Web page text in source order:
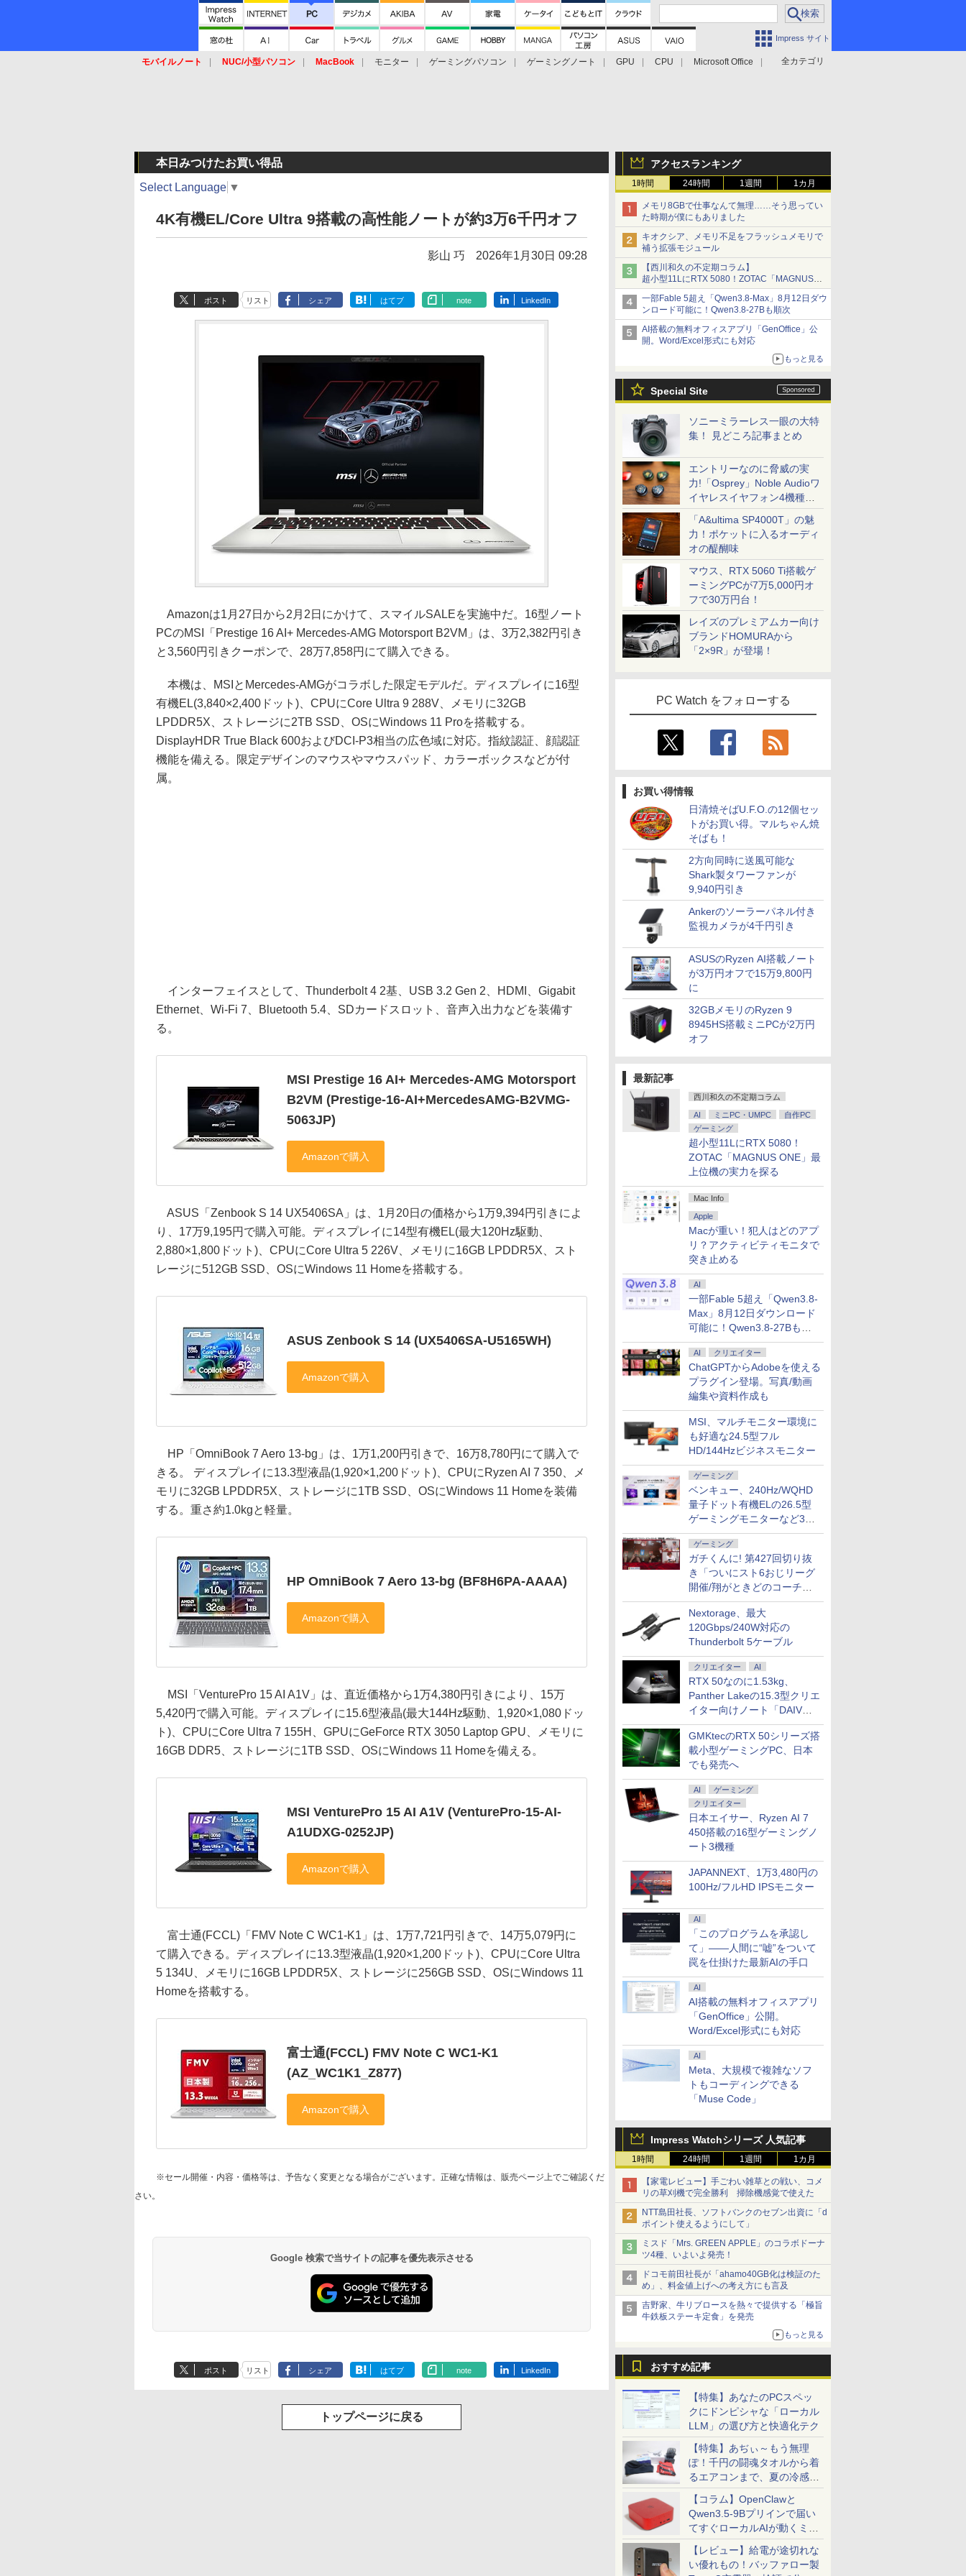
Impress サイト
全カテゴリ
モバイルノート NUC/小型パソコン MacBook モニター ゲーミングパソコン ゲーミングノート GPU CPU
Microsoft Office
アクセスランキング
1時間 24時間 1週間 1カ月
メモリ8GBで仕事なんて無理……そう思ってい
た時期が僕にもありました
キオクシア、メモリ不足をフラッシュメモリで
補う拡張モジュール
【西川和久の不定期コラム】
超小型11LにRTX 5080！ZOTAC「MAGNUS
ONE」最上位機の実力を探る
一部Fable 5超え「Qwen3.8-Max」8月12日ダウ
ンロード可能に！Qwen3.8-27Bも順次
AI搭載の無料オフィスアプリ「GenOffice」公
開。Word/Excel形式にも対応
もっと見る
Special Site
ソニーミラーレス一眼の大特
集！ 見どころ記事まとめ
エントリーなのに脅威の実
力!「Osprey」Noble Audioワ
イヤレスイヤフォン4機種を
一気に聴く
「A&ultima SP4000T」の魅
力！ポケットに入るオーディ
オの醍醐味
マウス、RTX 5060 Ti搭載ゲ
ーミングPCが7万5,000円オ
フで30万円台！
レイズのプレミアムカー向け
ブランドHOMURAから
「2×9R」が登場！
PC Watch をフォローする
お買い得情報
日清焼そばU.F.O.の12個セッ
トがお買い得。マルちゃん焼
そばも！
2方向同時に送風可能な
Shark製タワーファンが
9,940円引き
Ankerのソーラーパネル付き
監視カメラが4千円引き
ASUSのRyzen AI搭載ノート
が3万円オフで15万9,800円
に
32GBメモリのRyzen 9
8945HS搭載ミニPCが2万円
オフ
最新記事
西川和久の不定期コラム
AI ミニPC・UMPC
自作PC
ゲーミング
超小型11LにRTX 5080！
ZOTAC「MAGNUS ONE」最
上位機の実力を探る
Mac Info
Apple
Macが重い！犯人はどのアプ
リ？アクティビティモニタで
突き止める
AI
一部Fable 5超え「Qwen3.8-
Max」8月12日ダウンロード
可能に！Qwen3.8-27Bも順
次
AI クリエイター
ChatGPTからAdobeを使える
プラグイン登場。写真/動画
編集や資料作成も
MSI、マルチモニター環境に
も好適な24.5型フル
HD/144Hzビジネスモニター
ゲーミング
ベンキュー、240Hz/WQHD
量子ドット有機ELの26.5型
ゲーミングモニターなど3機
種
ゲーミング
ガチくんに! 第427回切り抜
き「ついにスト6おじリーグ
開催/翔がときどのコーチ就
任など」
Nextorage、最大
120Gbps/240W対応の
Thunderbolt 5ケーブル
クリエイター AI
RTX 50なのに1.53kg、
Panther Lakeの15.3型クリエ
イター向けノート「DAIV
Z5」
GMKtecのRTX 50シリーズ搭
載小型ゲーミングPC、日本
でも発売へ
AI
ゲーミング
クリエイター
日本エイサー、Ryzen AI 7
450搭載の16型ゲーミングノ
ート3機種
JAPANNEXT、1万3,480円の
100Hz/フルHD IPSモニター
AI
「このプログラムを承認し
て」――人間に“嘘”をついて
罠を仕掛けた最新AIの手口
AI
AI搭載の無料オフィスアプリ
「GenOffice」公開。
Word/Excel形式にも対応
AI
Meta、大規模で複雑なソフ
トもコーディングできる
「Muse Code」
Impress Watchシリーズ 人気記事
1時間 24時間 1週間 1カ月
【家電レビュー】手ごわい雑草との戦い、コメ
リの草刈機で完全勝利 掃除機感覚で使えた
NTT島田社長、ソフトバンクのセブン出資に「d
ポイント使えるようにして」
ミスド「Mrs. GREEN APPLE」のコラボドーナ
ツ4種、いよいよ発売！
ドコモ前田社長が「ahamo40GB化は検証のた
め」、料金値上げへの考え方にも言及
吉野家、牛リブロースを熱々で提供する「極旨
牛鉄板ステーキ定食」を発売
もっと見る
おすすめ記事
【特集】あなたのPCスペッ
クにドンピシャな「ローカル
LLM」の選び方と快適化テク
【特集】あぢぃ～もう無理
ぽ！千円の闘魂タオルから着
るエアコンまで、夏の冷感グ
ッズ一挙紹介
【コラム】OpenClawと
Qwen3.5-9Bプリインで届い
てすぐローカルAIが動くミニ
PC「SER9 Pro」
【レビュー】給電が途切れな
い優れもの！バッファロー製
本日みつけたお買い得品
Select Language ▼
4K有機EL/Core Ultra 9搭載の高性能ノートが約3万6千円オフ
影山 巧 2026年1月30日 09:28
ポスト リスト シェア はてブ note LinkedIn
Amazonは1月27日から2月2日にかけて、スマイルSALEを実施中だ。16型ノート
PCのMSI「Prestige 16 AI+ Mercedes-AMG Motorsport B2VM」は、3万2,382円引き
と3,560円引きクーポンで、28万7,858円にて購入できる。
本機は、MSIとMercedes-AMGがコラボした限定モデルだ。ディスプレイに16型
有機EL(3,840×2,400ドット)、CPUにCore Ultra 9 288V、メモリに32GB
LPDDR5X、ストレージに2TB SSD、OSにWindows 11 Proを搭載する。
DisplayHDR True Black 600およびDCI-P3相当の広色域に対応。指紋認証、顔認証
機能を備える。限定デザインのマウスやマウスパッド、カラーボックスなどが付
属。
インターフェイスとして、Thunderbolt 4 2基、USB 3.2 Gen 2、HDMI、Gigabit
Ethernet、Wi-Fi 7、Bluetooth 5.4、SDカードスロット、音声入出力などを装備す
る。
MSI Prestige 16 AI+ Mercedes-AMG Motorsport
B2VM (Prestige-16-AI+MercedesAMG-B2VMG-
5063JP)
ASUS「Zenbook S 14 UX5406SA」は、1月20日の価格から1万9,394円引きによ
り、17万9,195円で購入可能。ディスプレイに14型有機EL(最大120Hz駆動、
2,880×1,800ドット)、CPUにCore Ultra 5 226V、メモリに16GB LPDDR5X、スト
レージに512GB SSD、OSにWindows 11 Homeを搭載する。
ASUS Zenbook S 14 (UX5406SA-U5165WH)
HP「OmniBook 7 Aero 13-bg」は、1万1,200円引きで、16万8,780円にて購入で
きる。 ディスプレイに13.3型液晶(1,920×1,200ドット)、CPUにRyzen AI 7 350、メ
モリに32GB LPDDR5X、ストレージに1TB SSD、OSにWindows 11 Homeを装備
する。重さ約1.0kgと軽量。
HP OmniBook 7 Aero 13-bg (BF8H6PA-AAAA)
MSI「VenturePro 15 AI A1V」は、直近価格から1万4,380円引きにより、15万
5,420円で購入可能。ディスプレイに15.6型液晶(最大144Hz駆動、1,920×1,080ドッ
ト)、CPUにCore Ultra 7 155H、GPUにGeForce RTX 3050 Laptop GPU、メモリに
16GB DDR5、ストレージに1TB SSD、OSにWindows 11 Homeを備える。
MSI VenturePro 15 AI A1V (VenturePro-15-AI-
A1UDXG-0252JP)
富士通(FCCL)「FMV Note C WC1-K1」は、1万7,721円引きで、14万5,079円に
て購入できる。ディスプレイに13.3型液晶(1,920×1,200ドット)、CPUにCore Ultra
5 134U、メモリに16GB LPDDR5X、ストレージに256GB SSD、OSにWindows 11
Homeを搭載する。
富士通(FCCL) FMV Note C WC1-K1
(AZ_WC1K1_Z877)
※セール開催・内容・価格等は、予告なく変更となる場合がございます。正確な情報は、販売ページ上でご確認くだ
さい。
Google 検索で当サイトの記事を優先表示させる
ポスト リスト シェア はてブ note LinkedIn
トップページに戻る